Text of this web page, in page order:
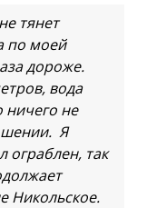
тянет
по моей
дороже.
вода
ничего не
Я
ограблен, так
Никольское.